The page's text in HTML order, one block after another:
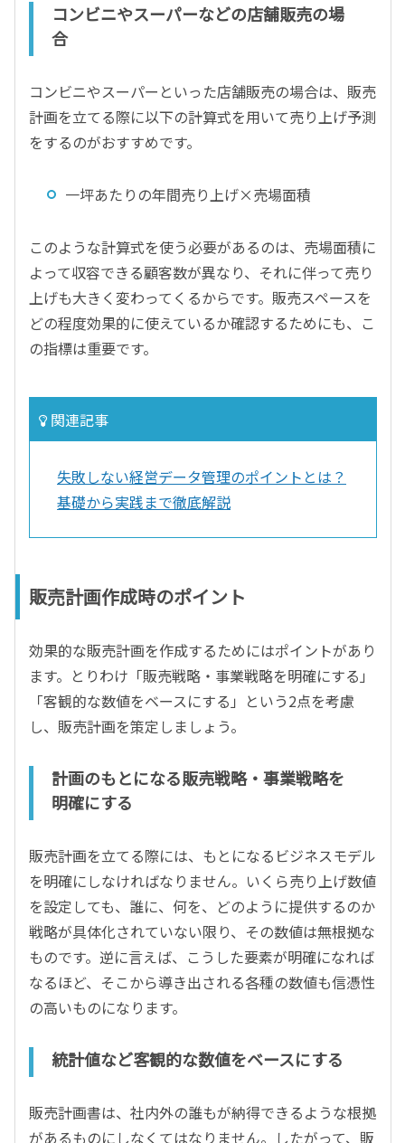
コンビニやスーパーなどの店舗販売の場
合
コンビニやスーパーといった店舗販売の場合は、販売
計画を立てる際に以下の計算式を用いて売り上げ予測
をするのがおすすめです。
一坪あたりの年間売り上げ×売場面積
このような計算式を使う必要があるのは、売場面積に
よって収容できる顧客数が異なり、それに伴って売り
上げも大きく変わってくるからです。販売スペースを
どの程度効果的に使えているか確認するためにも、こ
の指標は重要です。
関連記事
失敗しない経営データ管理のポイントとは？
基礎から実践まで徹底解説
販売計画作成時のポイント
効果的な販売計画を作成するためにはポイントがあり
ます。とりわけ「販売戦略・事業戦略を明確にする」
「客観的な数値をベースにする」という2点を考慮
し、販売計画を策定しましょう。
計画のもとになる販売戦略・事業戦略を
明確にする
販売計画を立てる際には、もとになるビジネスモデル
を明確にしなければなりません。いくら売り上げ数値
を設定しても、誰に、何を、どのように提供するのか
戦略が具体化されていない限り、その数値は無根拠な
ものです。逆に言えば、こうした要素が明確になれば
なるほど、そこから導き出される各種の数値も信憑性
の高いものになります。
統計値など客観的な数値をベースにする
販売計画書は、社内外の誰もが納得できるような根拠
があるものにしなくてはなりません。したがって、販